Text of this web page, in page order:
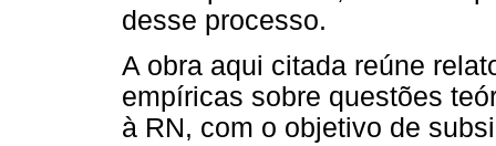
desse processo.
A obra aqui citada reúne
empíricas sobre questões
à RN, com o objetivo de